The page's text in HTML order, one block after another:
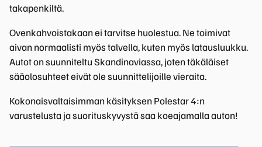
takapenkiltä.
Ovenkahvoistakaan ei tarvitse huolestua. Ne toimivat
aivan normaalisti myös talvella, kuten myös latausluukku.
Autot on suunniteltu Skandinaviassa, joten täkäläiset
sääolosuhteet eivät ole suunnittelijoille vieraita.
Kokonaisvaltaisimman käsityksen Polestar 4:n
varustelusta ja suorituskyvystä saa koeajamalla auton!